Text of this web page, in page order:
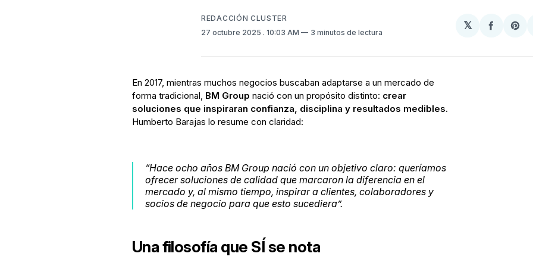
REDACCIÓN CLUSTER
27 octubre 2025 . 10:03 AM 3 minutos de lectura
𝕏
En 2017, mientras muchos negocios buscaban adaptarse a un mercado de
forma tradicional, BM Group nació con un propósito distinto: crear
soluciones que inspiraran confianza, disciplina y resultados medibles.
Humberto Barajas lo resume con claridad:
“Hace ocho años BM Group nació con un objetivo claro: queríamos
ofrecer soluciones de calidad que marcaron la diferencia en el
mercado y, al mismo tiempo, inspirar a clientes, colaboradores y
socios de negocio para que esto sucediera”.
Una filosofía que SÍ se nota